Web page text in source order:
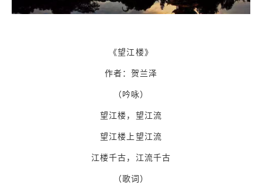
《望江楼》
作者：贺兰泽
（吟咏）
望江楼，望江流
望江楼上望江流
江楼千古，江流千古
（歌词）